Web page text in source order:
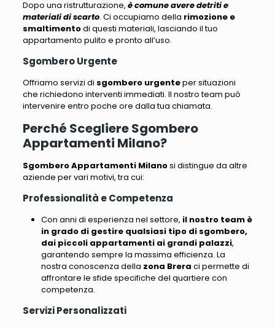
Dopo una ristrutturazione, è comune avere detriti e
materiali di scarto. Ci occupiamo della rimozione e
smaltimentodi questi materiali, lasciando il tuo
appartamento pulito e pronto all’uso.
Sgombero Urgente
Offriamo servizi di sgombero urgenteper situazioni
che richiedono interventi immediati. Il nostro team può
intervenire entro poche ore dalla tua chiamata.
Perché Scegliere Sgombero
Appartamenti Milano?
Sgombero Appartamenti Milanosi distingue da altre
aziende per vari motivi, tra cui:
Professionalità e Competenza
Con anni di esperienza nel settore, il nostro team è
in grado di gestire qualsiasi tipo di sgombero,
dai piccoli appartamenti ai grandi palazzi,
garantendo sempre la massima efficienza. La
nostra conoscenza della zona Brera ci permette di
affrontare le sfide specifiche del quartiere con
competenza.
Servizi Personalizzati